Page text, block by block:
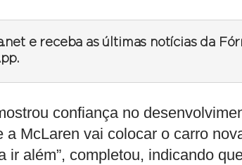
e receba as últimas notícias da
confiança no
a McLaren vai colocar o carro
ir além”, completou, indicando